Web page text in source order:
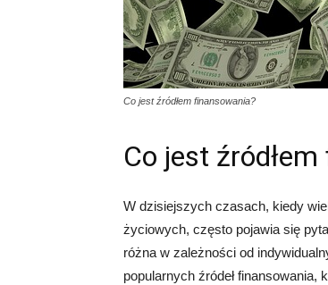
Co jest źródłem finansowania?
Co jest
W dzisiejszych czasach, kiedy
życiowych, często pojawia się
różna w zależności od
popularnych źródeł